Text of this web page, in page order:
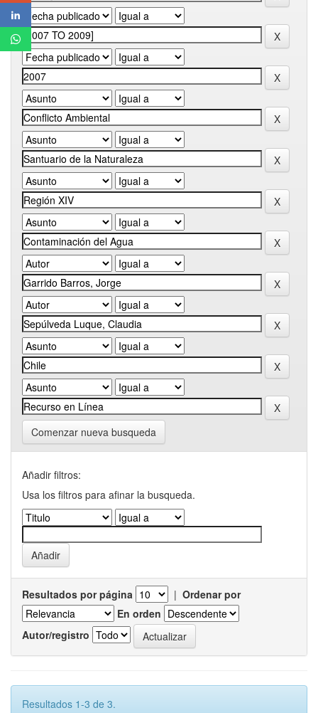
Comenzar nueva busqueda
Añadir filtros:
Usa los filtros para afinar la busqueda.
Resultados por página | Ordenar por
En orden
Autor/registro
Resultados 1-3 de 3.